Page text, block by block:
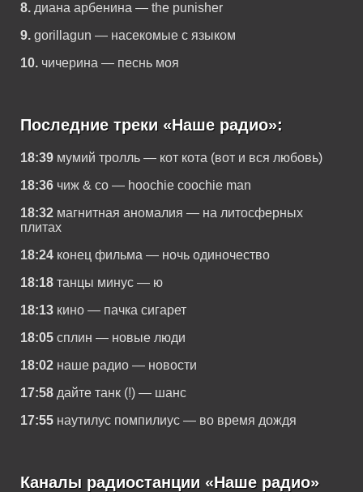
8. диана арбенина — the punisher
9. gorillagun — насекомые с языком
10. чичерина — песнь моя
Последние треки «Наше радио»:
18:39 мумий тролль — кот кота (вот и вся любовь)
18:36 чиж & co — hoochie coochie man
18:32 магнитная аномалия — на литосферных
плитах
18:24 конец фильма — ночь одиночество
18:18 танцы минус — ю
18:13 кино — пачка сигарет
18:05 сплин — новые люди
18:02 наше радио — новости
17:58 дайте танк (!) — шанс
17:55 наутилус помпилиус — во время дождя
Каналы радиостанции «Наше радио»